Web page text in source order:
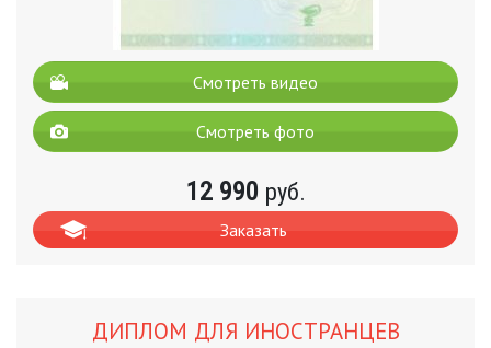
Смотреть видео
Смотреть фото
12 990 руб.
Заказать
ДИПЛОМ ДЛЯ ИНОСТРАНЦЕВ